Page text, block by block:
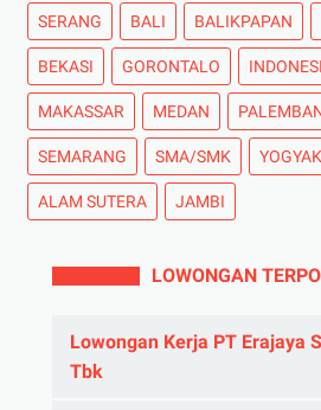
SERANG BALI BALIKPAPAN
BEKASI GORONTALO
MAKASSAR MEDAN
SEMARANG SMA/SMK
ALAM SUTERA JAMBI
LOWONGAN
Lowongan Kerja PT Erajaya
Tbk